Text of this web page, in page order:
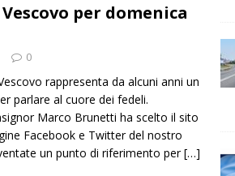
per domenica
0
rappresenta da alcuni anni un
parlare al cuore dei fedeli.
Marco Brunetti ha scelto il sito
Facebook e Twitter del nostro
un punto di riferimento per[…]